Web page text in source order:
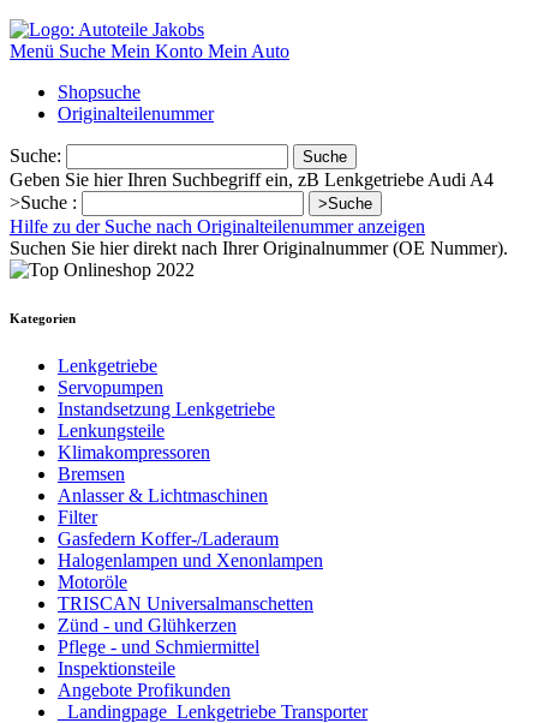
Menü Suche Mein Konto Mein Auto
Shopsuche
Originalteilenummer
Suche: Suche
Geben Sie hier Ihren Suchbegriff ein, zB Lenkgetriebe Audi A4
>Suche :
>Suche
Hilfe zu der Suche nach Originalteilenummer anzeigen
Suchen Sie hier direkt nach Ihrer Originalnummer (OE Nummer).
Kategorien
Lenkgetriebe
Servopumpen
Instandsetzung Lenkgetriebe
Lenkungsteile
Klimakompressoren
Bremsen
Anlasser & Lichtmaschinen
Filter
Gasfedern Koffer-/Laderaum
Halogenlampen und Xenonlampen
Motoröle
TRISCAN Universalmanschetten
Zünd - und Glühkerzen
Pflege - und Schmiermittel
Inspektionsteile
Angebote Profikunden
_Landingpage_Lenkgetriebe Transporter